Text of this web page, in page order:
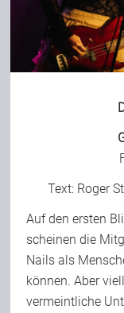
Bild-Archiv
Alles andere
Backstage
Text: Roger
Auf den ersten
scheinen die
Nails als
können. Aber
vermeintliche